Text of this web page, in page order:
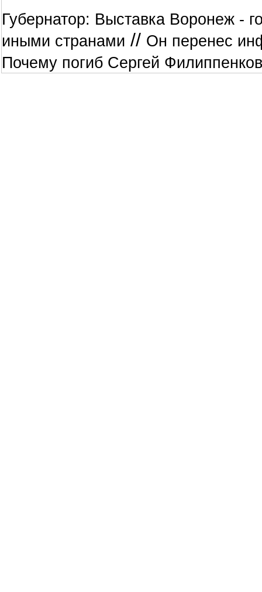
Губернатор: Выставка Воронеж -
иными странами // Он перенес
Почему погиб Сергей Филиппенков